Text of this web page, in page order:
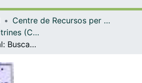
Navega per tot el DDCentre de Recursos per a l'Aprenentatge i la Investigació (CRAI-UB) - Institucional
Exposicions / Vitrines (CRAI-UB)
Exposició virtual: Buscant informació en el nostre idioma (2009)